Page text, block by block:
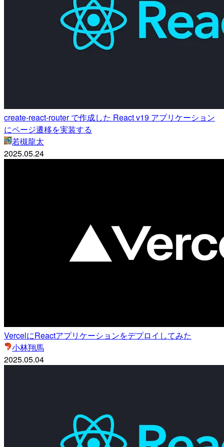
create-react-router で作成した React v19 アプリケーション
にページ遷移を実装する
若槻龍太
2025.05.24
VercelにReactアプリケーションをデプロイしてみた
小林翔馬
2025.05.04